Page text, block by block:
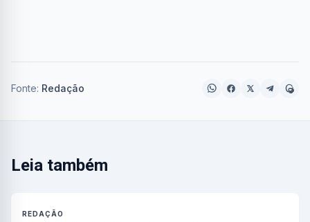
Fonte: Redação
Leia também
REDAÇÃO